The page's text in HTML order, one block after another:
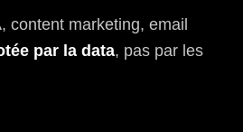
content marketing, email
par la data, pas par les